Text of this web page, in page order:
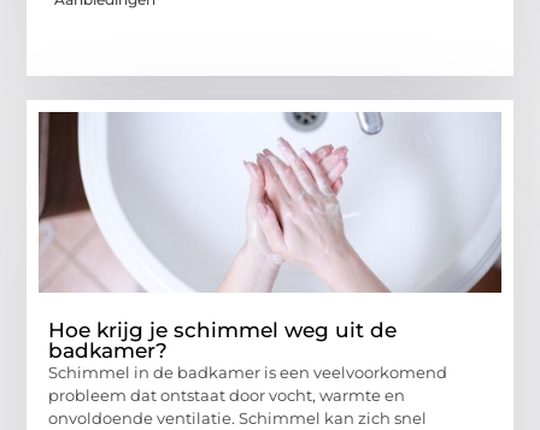
Hoe krijg je schimmel weg uit de
badkamer?
Schimmel in de badkamer is een veelvoorkomend
probleem dat ontstaat door vocht, warmte en
onvoldoende ventilatie. Schimmel kan zich snel